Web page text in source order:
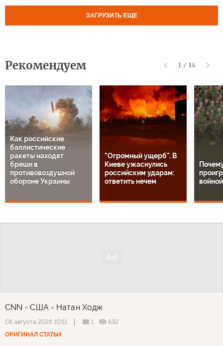
ЗАГРУЗИТЬ ЕЩЕ
Рекомендуем 1 / 14
Как российские
баллистические
ракеты находят
бреши в
противовоздушной
обороне Украины
"Огромный ущерб". В
Киеве ужаснулись
российским ударам:
ответить нечем
CNN США Натан Ходж
08 августа 2026 10:51 1
632
ОРИГИНАЛ СТАТЬИ